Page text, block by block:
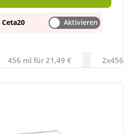
Ceta20 Aktivieren
456 ml für 21,49 €